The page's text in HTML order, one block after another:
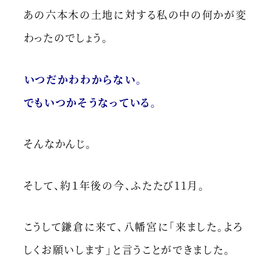
あの六本木の土地に対する私の中の何かが変
わったのでしょう。
いつだかわわからない。
でもいつかそうなっている。
そんなかんじ。
そして、約１年後の今、ふたたび11月。
こうして鎌倉に来て、八幡宮に「来ました。よろ
しくお願いします」と言うことができました。